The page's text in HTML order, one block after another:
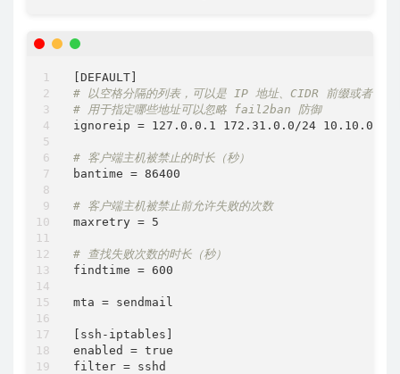
# 以空格分隔的列表，可以是 IP 地址、CIDR 前缀或者
# 用于指定哪些地址可以忽略 fail2ban 防御
ignoreip = 127.0.0.1 172.31.0.0/24 10.10.0.0/
# 客户端主机被禁止的时长（秒）
bantime = 86400
# 客户端主机被禁止前允许失败的次数
maxretry = 5
# 查找失败次数的时长（秒）
findtime = 600
mta = sendmail
[ssh-iptables]
enabled = true
filter = sshd